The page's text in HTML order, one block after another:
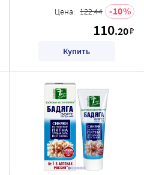
Цена: 122.44 10
110.20₽
Купить